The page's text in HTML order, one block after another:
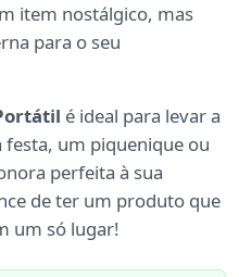
item nostálgico, mas
para o seu
é ideal para levar a
festa, um piquenique ou
perfeita à sua
de ter um produto que
um só lugar!